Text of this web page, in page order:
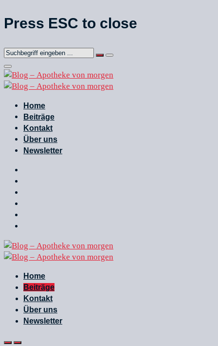
Press ESC to close
Home
Beiträge
Kontakt
Über uns
Newsletter
Home
Beiträge
Kontakt
Über uns
Newsletter